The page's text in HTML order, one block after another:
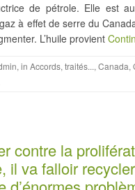
de pétrole. Elle est
à effet de serre du
L’huile provient
, in Accords, traités..., Canada,
contre la
il va falloir